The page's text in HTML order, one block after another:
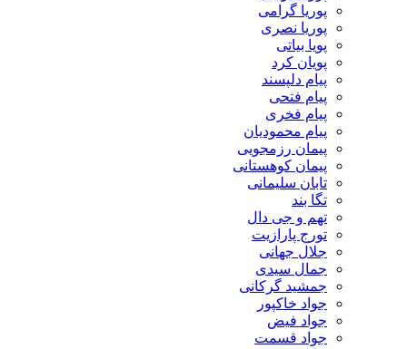
پوریا گرامی
پوریا نصری
پویا بیاتی
پویان کرد
پیام دلپسند
پیام فتحی
پیام فخری
پیام محمودیان
پیمان رزمجویی
پیمان کوهستانی
تابان سلیمانی
تگا بند
تهم و جی دال
تورج پارازیت
جلال جهانی
جمال سیدی
جمشید گرکانی
جواد خاکپور
جواد فیض
جواد قسمت